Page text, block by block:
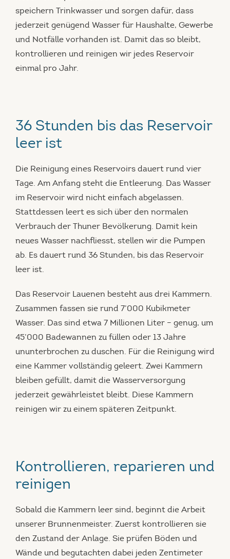
speichern Trinkwasser und sorgen dafür, dass
jederzeit genügend Wasser für Haushalte, Gewerbe
und Notfälle vorhanden ist. Damit das so bleibt,
kontrollieren und reinigen wir jedes Reservoir
einmal pro Jahr.
36 Stunden bis das Reservoir
leer ist
Die Reinigung eines Reservoirs dauert rund vier
Tage. Am Anfang steht die Entleerung. Das Wasser
im Reservoir wird nicht einfach abgelassen.
Stattdessen leert es sich über den normalen
Verbrauch der Thuner Bevölkerung. Damit kein
neues Wasser nachfliesst, stellen wir die Pumpen
ab. Es dauert rund 36 Stunden, bis das Reservoir
leer ist.
Das Reservoir Lauenen besteht aus drei Kammern.
Zusammen fassen sie rund 7’000 Kubikmeter
Wasser. Das sind etwa 7 Millionen Liter – genug, um
45’000 Badewannen zu füllen oder 13 Jahre
ununterbrochen zu duschen. Für die Reinigung wird
eine Kammer vollständig geleert. Zwei Kammern
bleiben gefüllt, damit die Wasserversorgung
jederzeit gewährleistet bleibt. Diese Kammern
reinigen wir zu einem späteren Zeitpunkt.
Kontrollieren, reparieren und
reinigen
Sobald die Kammern leer sind, beginnt die Arbeit
unserer Brunnenmeister. Zuerst kontrollieren sie
den Zustand der Anlage. Sie prüfen Böden und
Wände und begutachten dabei jeden Zentimeter